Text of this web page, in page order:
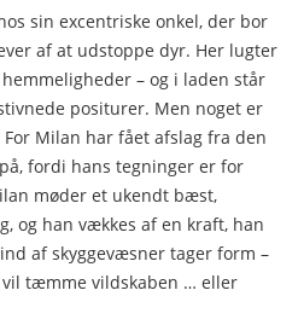
sin excentriske onkel, der bor
af at udstoppe dyr. Her lugter
– og i laden står
positurer. Men noget er
Milan har fået afslag fra den
fordi hans tegninger er for
møder et ukendt bæst,
og han vækkes af en kraft, han
af skyggevæsner tager form –
tæmme vildskaben … eller